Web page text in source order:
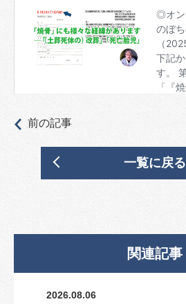
前の記事
一覧に戻る
関連記事
2026.08.06